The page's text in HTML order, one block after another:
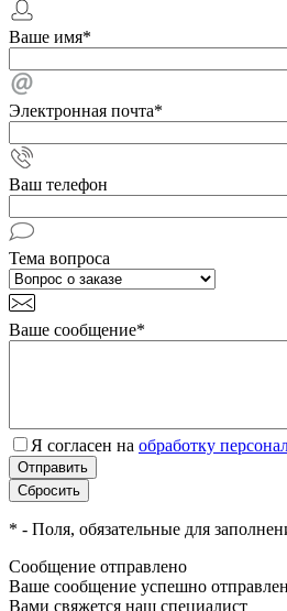
Ваше имя*
Электронная почта*
Ваш телефон
Тема вопроса
Ваше сообщение*
Я согласен на обработку
* - Поля, обязательные для
Сообщение отправлено
Ваше сообщение успешно
Вами свяжется наш специалист